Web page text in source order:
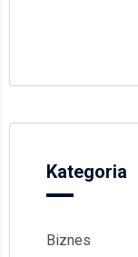
Kategoria
Biznes